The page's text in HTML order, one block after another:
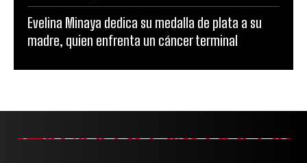
Evelina Minaya dedica su medalla de plata a su
madre, quien enfrenta un cáncer terminal